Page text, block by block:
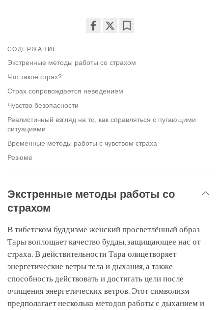
facebook
СОДЕРЖАНИЕ
Экстренные методы работы со страхом
Что такое страх?
Страх сопровождается неведением
Чувство безопасности
Реалистичный взгляд на то, как справляться с пугающими
ситуациями
Временные методы работы с чувством страха
Резюме
Экстренные методы работы со
страхом
В тибетском буддизме женский просветлённый образ
Тары воплощает качество будды, защищающее нас от
страха. В действительности Тара олицетворяет
энергетические ветры тела и дыхания, а также
способность действовать и достигать цели после
очищения энергетических ветров. Этот символизм
предполагает несколько методов работы с дыханием и